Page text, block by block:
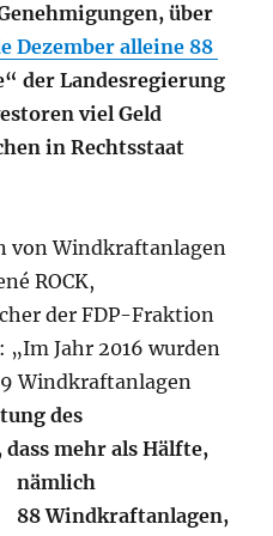
über
Dezember alleine 88
der Landesregierung
viel Geld
in Rechtsstaat
von Windkraftanlagen
ROCK,
der FDP-Fraktion
„Im Jahr 2016 wurden
Windkraftanlagen
des
mehr als Hälfte,
nämlich
88 Windkraftanlagen,